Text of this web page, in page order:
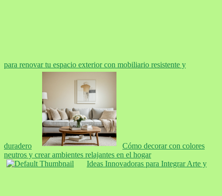
para renovar tu espacio exterior con mobiliario resistente y
duradero
Cómo decorar con colores
neutros y crear ambientes relajantes en el hogar
Ideas Innovadoras para Integrar Arte y